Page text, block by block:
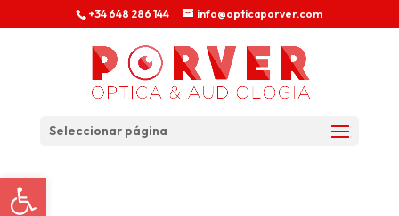
Abrir barra de herramientas
+34 648 286 144 info@opticaporver.com
Seleccionar página